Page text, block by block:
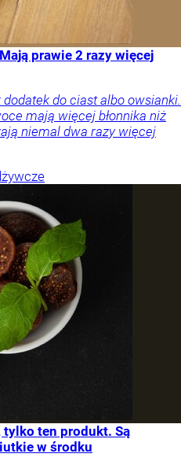
prawie 2 razy więcej
do ciast albo owsianki.
mają więcej błonnika niż
niemal dwa razy więcej
ten produkt. Są
w środku